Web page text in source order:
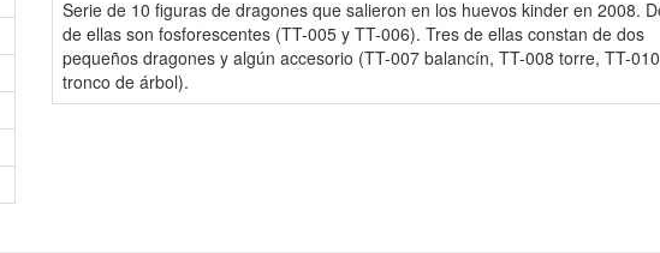
Serie de 10 figuras de dragones que salieron en los huevos kinder en 2008.
de ellas son fosforescentes (TT-005 y TT-006). Tres de ellas constan de dos
pequeños dragones y algún accesorio (TT-007 balancín, TT-008 torre, TT-010
tronco de árbol).